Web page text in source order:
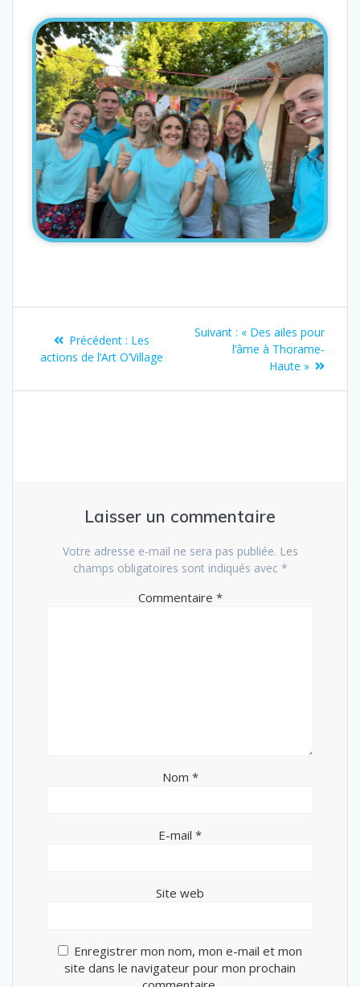
Précédent : Les
actions de l’Art O’Village
Suivant : « Des ailes pour
l’âme à Thorame-
Haute »
Laisser un commentaire
Votre adresse e-mail ne sera pas publiée. Les
champs obligatoires sont indiqués avec *
Commentaire *
Nom *
E-mail *
Site web
Enregistrer mon nom, mon e-mail et mon
site dans le navigateur pour mon prochain